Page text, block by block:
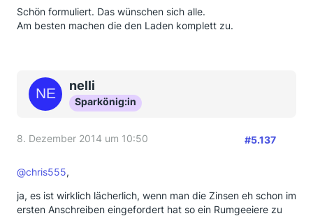
Schön formuliert. Das wünschen sich alle.
Am besten machen die den Laden komplett zu.
nelli
Sparkönig:in
8. Dezember 2014 um 10:50 #5.137
@chris555,
ja, es ist wirklich lächerlich, wenn man die Zinsen eh schon im
ersten Anschreiben eingefordert hat so ein Rumgeeiere zu